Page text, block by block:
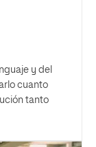
y del
cuanto
tanto